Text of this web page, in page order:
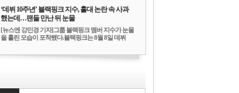
‘데뷔 10주년’ 블랙핑크 지수, 홀대 논란 속 사과
했는데…팬들 만난 뒤 눈물
[뉴스엔 강민경 기자]그룹 블랙핑크 멤버 지수가 눈물
을 흘린 모습이 포착됐다.블랙핑크는 8월 8일 데뷔